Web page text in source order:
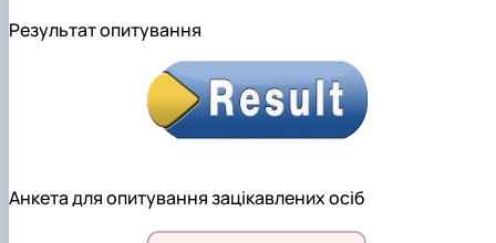
Результат опитування
Анкета для опитування зацікавлених осіб